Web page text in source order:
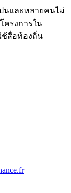
นและหลายคนไม่
ครงการใน
ช้สื่อท้องถิ่น